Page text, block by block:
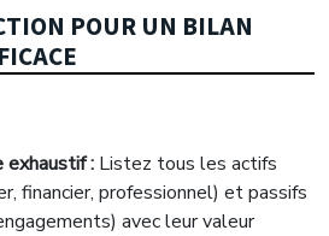
POUR UN BILAN
exhaustif : Listez tous les actifs
financier, professionnel) et passifs
avec leur valeur